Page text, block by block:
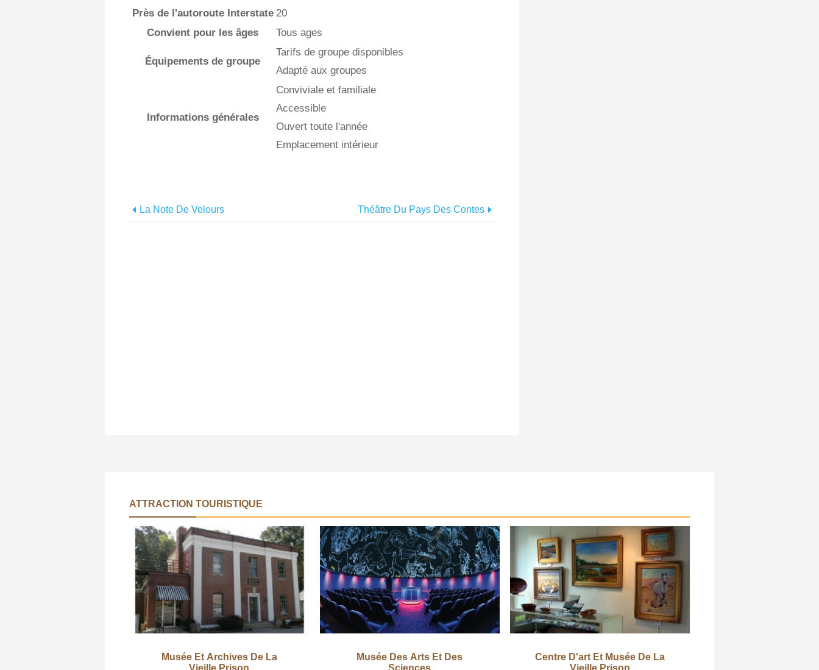
Près de l'autoroute Interstate 20
Convient pour les âges
Tous ages
Équipements de groupe
Tarifs de groupe disponibles
Adapté aux groupes
Informations générales
Conviviale et familiale
Accessible
Ouvert toute l'année
Emplacement intérieur
La Note De Velours Théâtre Du Pays Des Contes
ATTRACTION TOURISTIQUE
Musée Et Archives De La
Vieille Prison
Musée Des Arts Et Des
Sciences
Centre D'art Et Musée De La
Vieille Prison